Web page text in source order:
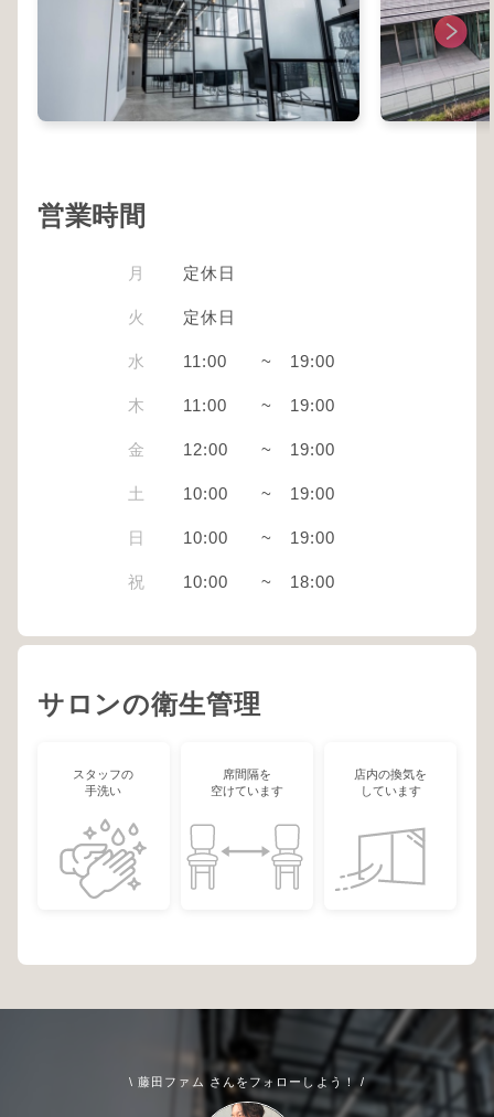
営業時間
月 定休日
火 定休日
水 11:00 ~ 19:00
木 11:00 ~ 19:00
金 12:00 ~ 19:00
土 10:00 ~ 19:00
日 10:00 ~ 19:00
祝 10:00 ~ 18:00
サロンの衛生管理
スタッフの
手洗い
席間隔を
空けています
店内の換気を
しています
\ 藤田ファム さんをフォローしよう！ /